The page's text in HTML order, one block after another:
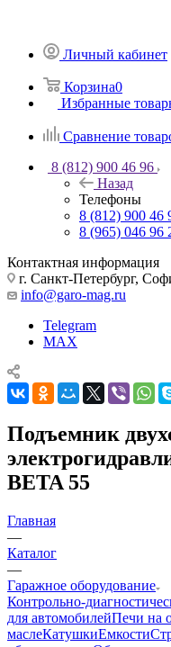
Личный кабинет
Корзина0
Избранные
Сравнение
8 (812) 900 46 96
Назад
Телефоны
8 (812) 900 46
8 (965) 046 96
Контактная информация
г. Санкт-Петербург,
info@garo-mag.ru
Telegram
MAX
Подъемник
BETA 55
Главная
—
Каталог
—
Гаражное оборудование
Контрольно-
для автомобилейПечи на
маслеКатушкиЕмкости